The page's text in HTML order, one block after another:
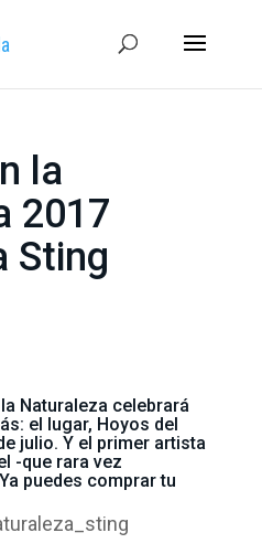
la
2017
Sting
Naturaleza celebrará
el lugar, Hoyos del
julio. Y el primer artista
-que rara vez
puedes comprar tu